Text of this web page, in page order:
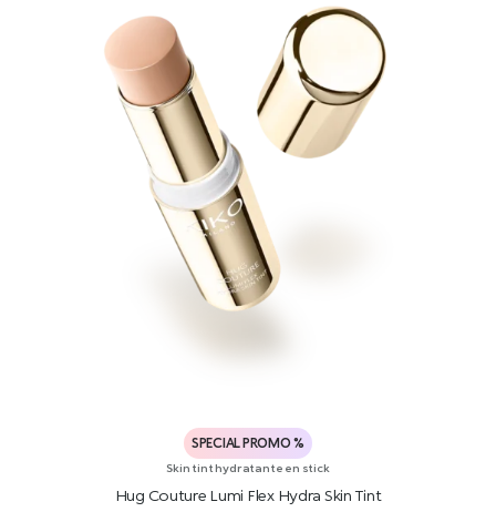
SPECIAL PROMO %
Skin tint hydratante en stick
Hug Couture Lumi Flex Hydra Skin Tint